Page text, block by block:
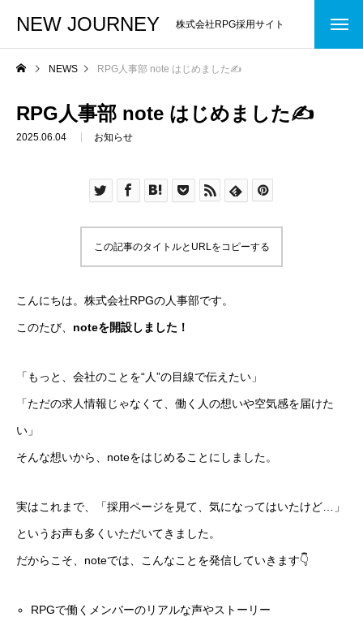
NEW JOURNEY 株式会社RPG採用サイト
NEWS RPG人事部 note はじめました✍
RPG人事部 note はじめました✍
2025.06.04 お知らせ
この記事のタイトルとURLをコピーする
こんにちは。株式会社RPGの人事部です。
このたび、 noteを開設しました！
「もっと、会社のことを“人”の目線で伝えたい」
「ただの求人情報じゃなくて、働く人の想いや空気感を届けた
い」
そんな想いから、noteをはじめることにしました。
実はこれまで、「採用ページを見て、気になってはいたけど…」
というお声も多くいただいてきました。
だからこそ、noteでは、こんなことを発信していきます👇
RPGで働くメンバーのリアルな声やストーリー